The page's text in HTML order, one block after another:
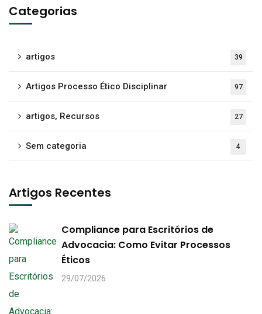
Categorias
artigos 39
Artigos Processo Ético Disciplinar 97
artigos, Recursos 27
Sem categoria 4
Artigos Recentes
Compliance para Escritórios de
Advocacia: Como Evitar Processos
Éticos
29/07/2026